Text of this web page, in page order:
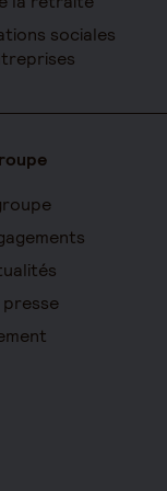
sociales
presse